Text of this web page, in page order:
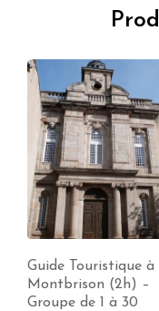
Guide Touristique à
Montbrison (2h) –
Groupe de 1 à 30